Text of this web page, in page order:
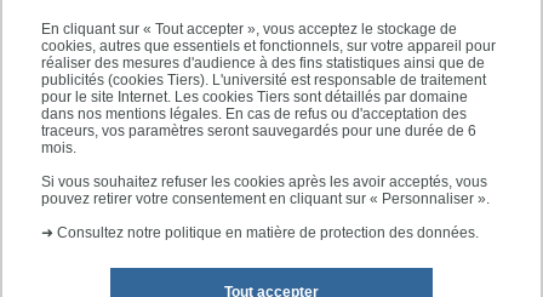
En cliquant sur « Tout accepter », vous acceptez le stockage de
cookies, autres que essentiels et fonctionnels, sur votre appareil pour
réaliser des mesures d'audience à des fins statistiques ainsi que de
publicités (cookies Tiers). L'université est responsable de traitement
pour le site Internet. Les cookies Tiers sont détaillés par domaine
dans nos mentions légales. En cas de refus ou d'acceptation des
traceurs, vos paramètres seront sauvegardés pour une durée de 6
mois.
Si vous souhaitez refuser les cookies après les avoir acceptés, vous
pouvez retirer votre consentement en cliquant sur « Personnaliser ».
➜ Consultez notre politique en matière de protection des données.
Tout accepter
ACCÈS RAPIDES
SUIVEZ-NOUS